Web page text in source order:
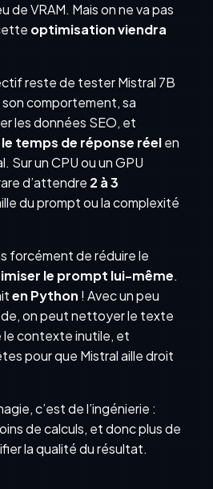
de VRAM. Mais on ne va pas
optimisation viendra
reste de tester Mistral 7B
son comportement, sa
les données SEO, et
le temps de réponse réelen
Sur un CPU ou un GPU
d’attendre 2 à 3
du prompt ou la complexité
forcément de réduire le
le prompt lui-même.
en Python ! Avec un peu
on peut nettoyer le texte
le contexte inutile, et
pour que Mistral aille droit
c’est de l’ingénierie :
de calculs, et donc plus de
la qualité du résultat.